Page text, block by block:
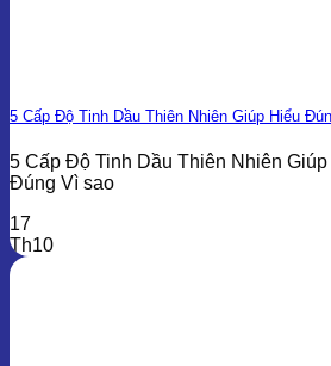
5 Cấp Độ Tinh Dầu Thiên Nhiên Giúp Hiểu
5 Cấp Độ Tinh Dầu Thiên Nhiên
Đúng Vì sao
17
Th10